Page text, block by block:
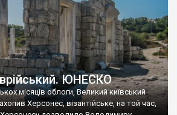
ЮНЕСКО
місяців облоги, Великий київський
Херсонес, візантійське, на той час,